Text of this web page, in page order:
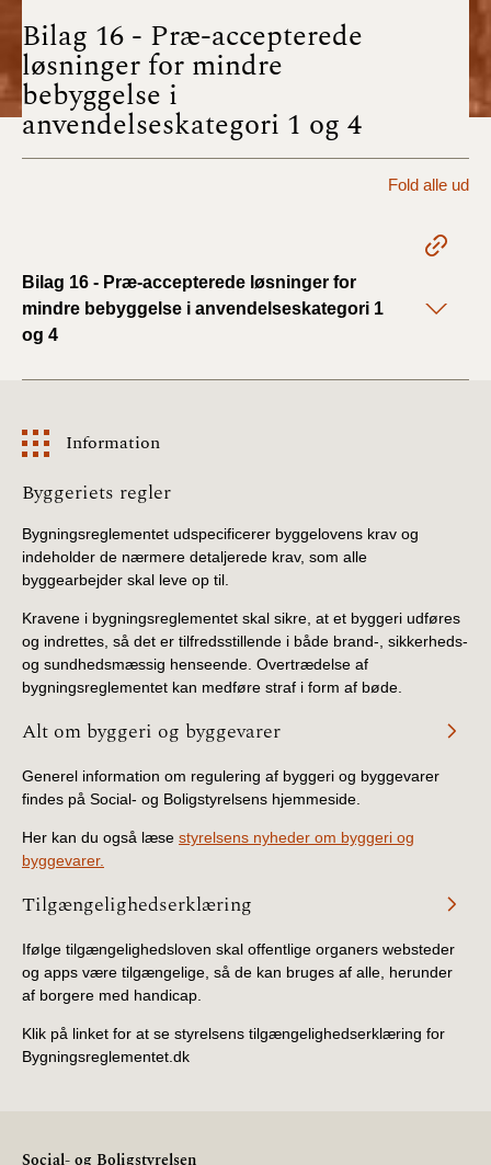
BR18 (17/9 - 31/12
2022)
BR18 (29/6 - 31/12
BR18 (1/1-29/6
BR18 (10/3-30/6
2020)
BR18 (1/1-9/3 2020)
BR18 (4/7-31/12
2019)
BR18 (1/1-4/7 2019)
BR18 (1/7-31/12
2018)
BR15 (2015-2018)
2010)
Bilag 16 - Præ-accepterede
løsninger for mindre
bebyggelse i
anvendelseskategori 1 og 4
Fold alle ud
Bilag 16 - Præ-accepterede løsninger for
mindre bebyggelse i anvendelseskategori 1
og 4
Information
Information
Byggeriets regler
Bygningsreglementet udspecificerer byggelovens krav og
indeholder de nærmere detaljerede krav, som alle
byggearbejder skal leve op til.
Kravene i bygningsreglementet skal sikre, at et byggeri udføres
og indrettes, så det er tilfredsstillende i både brand-, sikkerheds-
og sundhedsmæssig henseende. Overtrædelse af
bygningsreglementet kan medføre straf i form af bøde.
Alt om byggeri og byggevarer
Generel information om regulering af byggeri og byggevarer
findes på Social- og Boligstyrelsens hjemmeside.
Her kan du også læse styrelsens nyheder om byggeri og
byggevarer.
Tilgængelighedserklæring
Ifølge tilgængelighedsloven skal offentlige organers websteder
og apps være tilgængelige, så de kan bruges af alle, herunder
af borgere med handicap.
Klik på linket for at se styrelsens tilgængelighedserklæring for
Bygningsreglementet.dk
Social- og Boligstyrelsen